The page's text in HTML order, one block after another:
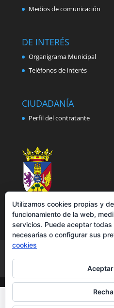
Medios de comunicación
DE INTERÉS
Organigrama Municipal
Teléfonos de interés
CIUDADANÍA
Perfil del contratante
Política de cookies
Utilizamos cookies propias y
funcionamiento de la web,
servicios. Puede aceptar
necesarias o configurar sus
cookies